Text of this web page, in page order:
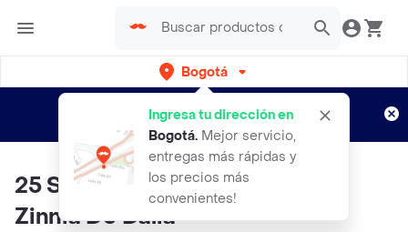
Bogotá
Ingresa tu dirección en
Bogotá. Mejor servicio,
entregas más rápidas y
los precios más
convenientes!
envíos gratis por semanas
Aplican TyC
25 Semillas Orgánicas De Flor
Zinnia De Dalia